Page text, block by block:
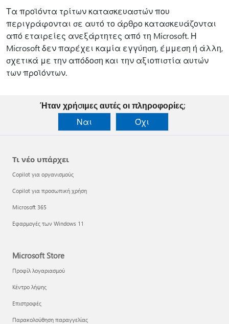
Τα προϊόντα τρίτων κατασκευαστών που
περιγράφονται σε αυτό το άρθρο κατασκευάζονται
από εταιρείες ανεξάρτητες από τη Microsoft. Η
Microsoft δεν παρέχει καμία εγγύηση, έμμεση ή άλλη,
σχετικά με την απόδοση και την αξιοπιστία αυτών
των προϊόντων.
Ήταν χρήσιμες αυτές οι πληροφορίες;
Ναι
Όχι
Τι νέο υπάρχει
Copilot για οργανισμούς
Copilot για προσωπική χρήση
Microsoft 365
Εφαρμογές των Windows 11
Microsoft Store
Προφίλ λογαριασμού
Κέντρο λήψης
Επιστροφές
Παρακολούθηση παραγγελίας